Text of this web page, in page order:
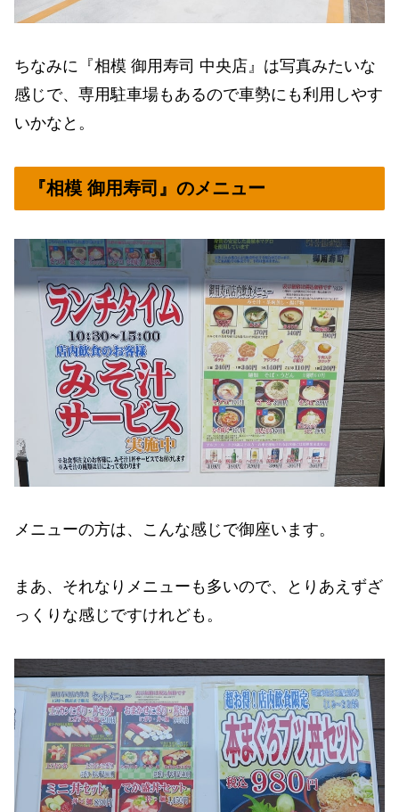
ちなみに『相模 御用寿司 中央店』は写真みたいな
感じで、専用駐車場もあるので車勢にも利用しやす
いかなと。
『相模 御用寿司』のメニュー
メニューの方は、こんな感じで御座います。
まあ、それなりメニューも多いので、とりあえずざ
っくりな感じですけれども。